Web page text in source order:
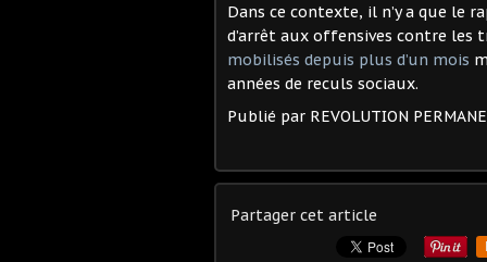
Dans ce contexte, il n’y a que le
d’arrêt aux offensives contre les
mobilisés depuis plus d’un mois
années de reculs sociaux.
Publié par REVOLUTION
Partager cet article